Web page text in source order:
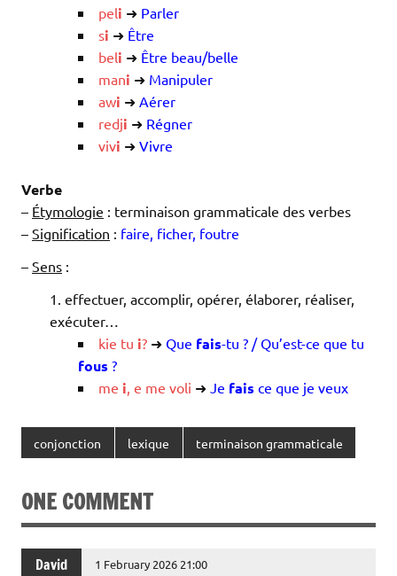
peli ➜ Parler
si ➜ Être
beli ➜ Être beau/belle
mani ➜ Manipuler
awi ➜ Aérer
redji ➜ Régner
vivi ➜ Vivre
Verbe
– Étymologie : terminaison grammaticale des verbes
– Signification : faire, ficher, foutre
– Sens :
effectuer, accomplir, opérer, élaborer, réaliser,
exécuter…
kie tu i? ➜ Que fais-tu ? / Qu’est-ce que tu
fous ?
me i e me voli ➜ Je fais ce que je veux
conjonction lexique terminaison grammaticale
ONE COMMENT
David 1 February 2026 21:00